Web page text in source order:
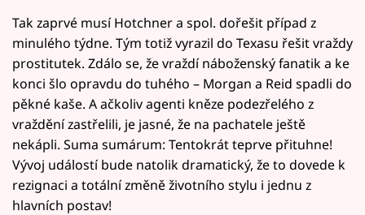
Tak zaprvé musí Hotchner a spol. dořešit případ z
minulého týdne. Tým totiž vyrazil do Texasu řešit vraždy
prostitutek. Zdálo se, že vraždí náboženský fanatik a ke
konci šlo opravdu do tuhého – Morgan a Reid spadli do
pěkné kaše. A ačkoliv agenti kněze podezřelého z
vraždění zastřelili, je jasné, že na pachatele ještě
nekápli. Suma sumárum: Tentokrát teprve přituhne!
Vývoj událostí bude natolik dramatický, že to dovede k
rezignaci a totální změně životního stylu i jednu z
hlavních postav!